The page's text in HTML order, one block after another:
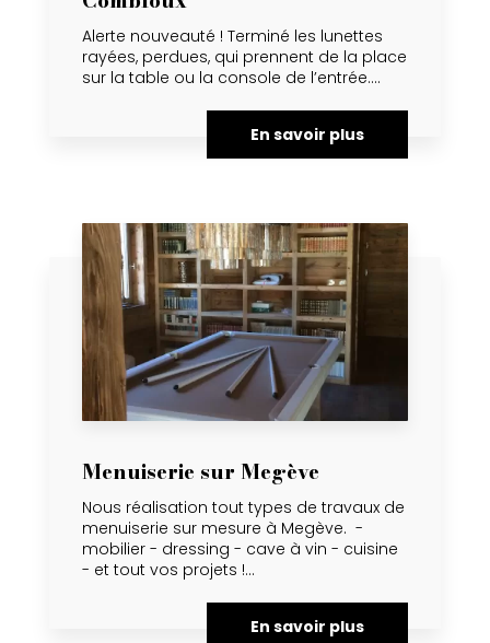
Alerte nouveauté ! Terminé les lunettes
rayées, perdues, qui prennent de la place
sur la table ou la console de l’entrée....
En savoir plus
Menuiserie sur Megève
Nous réalisation tout types de travaux de
menuiserie sur mesure à Megève. -
mobilier - dressing - cave à vin - cuisine
- et tout vos projets !...
En savoir plus